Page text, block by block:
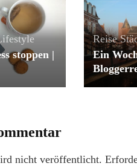
stoppen |
Reise
Ein
nicht veröffentlicht.